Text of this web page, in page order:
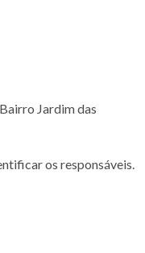
Jardim das
os responsáveis.